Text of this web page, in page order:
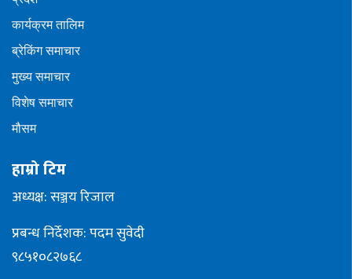
कार्यक्रम तालिम
ब्रेकिंग समाचार
मुख्य समाचार
विशेष समाचार
मौसम
हाम्रो टिम
अध्यक्ष: सञ्जय रिजाल
प्रबन्ध निर्देशक: पदम सुवेदी
९८५१०८२७६८